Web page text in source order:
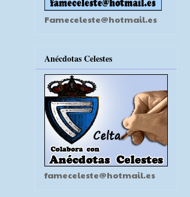
Fameceleste@hotmail.es
Anécdotas Celestes
fameceleste@hotmail.es